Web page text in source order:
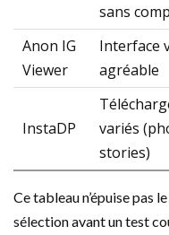
sans
Anon IG
Viewer
Interface
agréable
InstaDP
variés
stories)
Ce tableau n’épuise pas
sélection avant un test